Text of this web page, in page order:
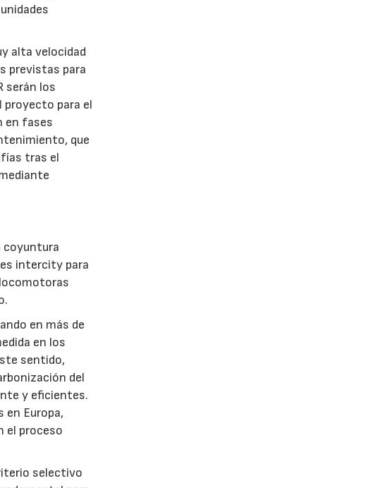
alta velocidad
previstas para
serán los
para el
en fases
que
tras el
coyuntura
intercity para
en más de
en los
sentido,
del
y eficientes.
en Europa,
el proceso
selectivo